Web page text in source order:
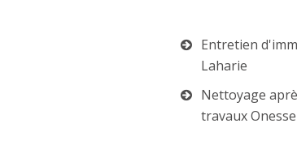
Entretien
Laharie
Nettoyage
travaux